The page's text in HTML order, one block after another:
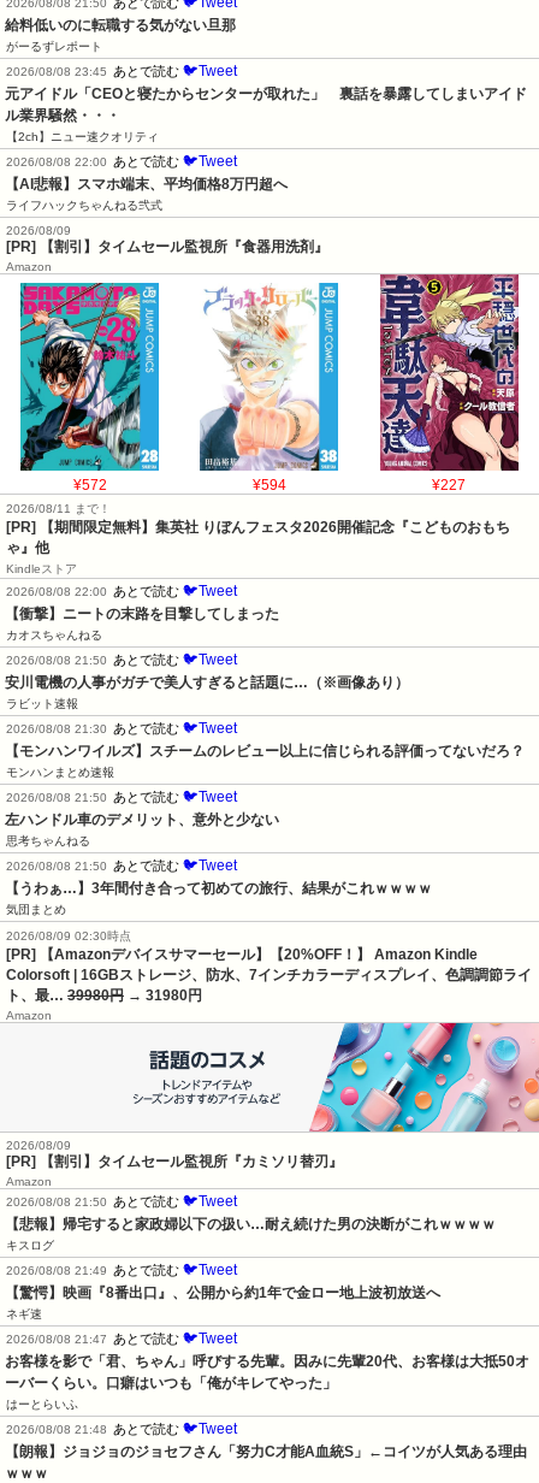
2026/08/08 21:50
給料低いのに転職する気がない旦那
がーるずレポート
2026/08/08 23:45
あとで読む 🐦Tweet
元アイドル「CEOと寝たからセンターが取れた」　裏話を暴露してしまいアイド
ル業界騒然・・・
【2ch】ニュー速クオリティ
2026/08/08 22:00
あとで読む 🐦Tweet
【AI悲報】スマホ端末、平均価格8万円超へ
ライフハックちゃんねる弐式
2026/08/09
[PR] 【割引】タイムセール監視所『食器用洗剤』
Amazon
¥572 ¥594 ¥227
2026/08/11 まで！
[PR] 【期間限定無料】集英社 りぼんフェスタ2026開催記念『こどものおもち
ゃ』他
Kindleストア
2026/08/08 22:00
あとで読む 🐦Tweet
【衝撃】ニートの末路を目撃してしまった
カオスちゃんねる
2026/08/08 21:50
あとで読む 🐦Tweet
安川電機の人事がガチで美人すぎると話題に…（※画像あり）
ラビット速報
2026/08/08 21:30
あとで読む 🐦Tweet
【モンハンワイルズ】スチームのレビュー以上に信じられる評価ってないだろ？
モンハンまとめ速報
2026/08/08 21:50
あとで読む 🐦Tweet
左ハンドル車のデメリット、意外と少ない
思考ちゃんねる
2026/08/08 21:50
あとで読む 🐦Tweet
【うわぁ…】3年間付き合って初めての旅行、結果がこれｗｗｗｗ
気団まとめ
2026/08/09 02:30時点
[PR] 【Amazonデバイスサマーセール】【20%OFF！】 Amazon Kindle
Colorsoft | 16GBストレージ、防水、7インチカラーディスプレイ、色調調節ライ
ト、最… 39980円 → 31980円
Amazon
2026/08/09
[PR] 【割引】タイムセール監視所『カミソリ替刃』
Amazon
2026/08/08 21:50
あとで読む 🐦Tweet
【悲報】帰宅すると家政婦以下の扱い…耐え続けた男の決断がこれｗｗｗｗ
キスログ
2026/08/08 21:49
あとで読む 🐦Tweet
【驚愕】映画『8番出口』、公開から約1年で金ロー地上波初放送へ
ネギ速
2026/08/08 21:47
あとで読む 🐦Tweet
お客様を影で「君、ちゃん」呼びする先輩。因みに先輩20代、お客様は大抵50オ
ーバーくらい。口癖はいつも「俺がキレてやった」
はーとらいふ
2026/08/08 21:48
あとで読む 🐦Tweet
【朗報】ジョジョのジョセフさん「努力C才能A血統S」←コイツが人気ある理由
ｗｗｗ